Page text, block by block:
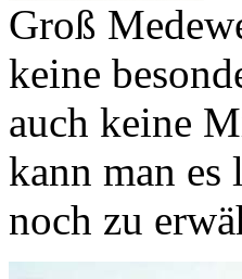
Groß
keine
auch keine
kann man es
noch zu